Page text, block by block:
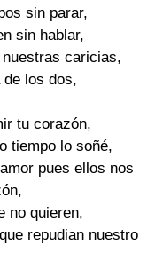
sin parar,
sin hablar,
caricias,
de los dos,
tu corazón,
tiempo lo soñé,
pues ellos nos
no quieren,
repudian nuestro